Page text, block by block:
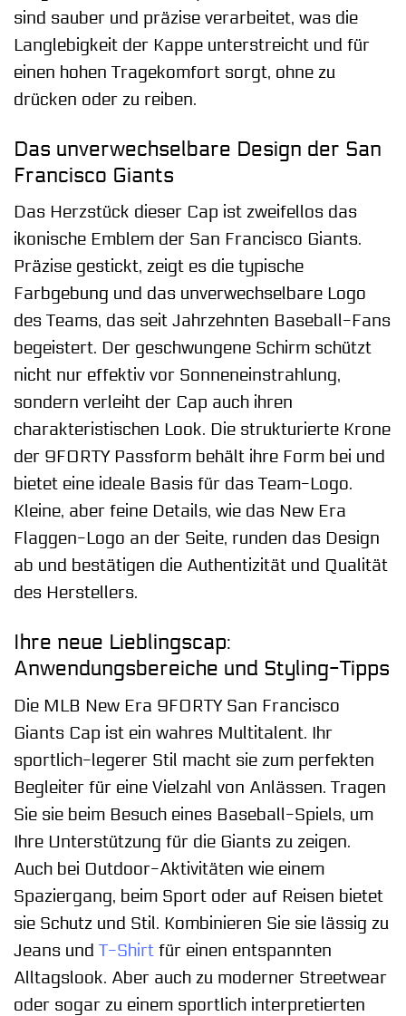
sind sauber und präzise verarbeitet, was die
Langlebigkeit der Kappe unterstreicht und für
einen hohen Tragekomfort sorgt, ohne zu
drücken oder zu reiben.
Das unverwechselbare Design der San
Francisco Giants
Das Herzstück dieser Cap ist zweifellos das
ikonische Emblem der San Francisco Giants.
Präzise gestickt, zeigt es die typische
Farbgebung und das unverwechselbare Logo
des Teams, das seit Jahrzehnten Baseball-Fans
begeistert. Der geschwungene Schirm schützt
nicht nur effektiv vor Sonneneinstrahlung,
sondern verleiht der Cap auch ihren
charakteristischen Look. Die strukturierte Krone
der 9FORTY Passform behält ihre Form bei und
bietet eine ideale Basis für das Team-Logo.
Kleine, aber feine Details, wie das New Era
Flaggen-Logo an der Seite, runden das Design
ab und bestätigen die Authentizität und Qualität
des Herstellers.
Ihre neue Lieblingscap:
Anwendungsbereiche und Styling-Tipps
Die MLB New Era 9FORTY San Francisco
Giants Cap ist ein wahres Multitalent. Ihr
sportlich-legerer Stil macht sie zum perfekten
Begleiter für eine Vielzahl von Anlässen. Tragen
Sie sie beim Besuch eines Baseball-Spiels, um
Ihre Unterstützung für die Giants zu zeigen.
Auch bei Outdoor-Aktivitäten wie einem
Spaziergang, beim Sport oder auf Reisen bietet
sie Schutz und Stil. Kombinieren Sie sie lässig zu
Jeans und T-Shirt für einen entspannten
Alltagslook. Aber auch zu moderner Streetwear
oder sogar zu einem sportlich interpretierten